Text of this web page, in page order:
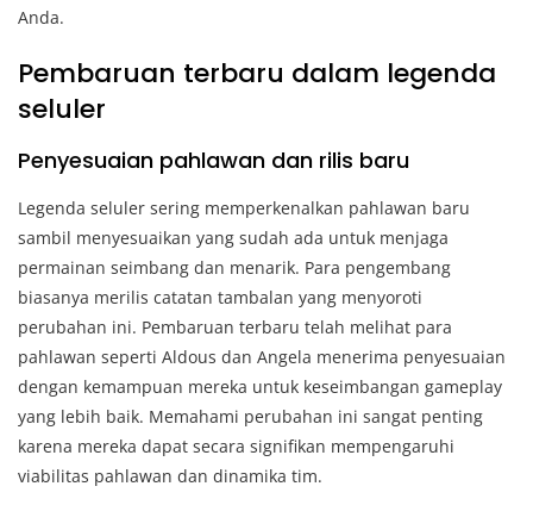
Anda.
Pembaruan terbaru dalam legenda
seluler
Penyesuaian pahlawan dan rilis baru
Legenda seluler sering memperkenalkan pahlawan baru
sambil menyesuaikan yang sudah ada untuk menjaga
permainan seimbang dan menarik. Para pengembang
biasanya merilis catatan tambalan yang menyoroti
perubahan ini. Pembaruan terbaru telah melihat para
pahlawan seperti Aldous dan Angela menerima penyesuaian
dengan kemampuan mereka untuk keseimbangan gameplay
yang lebih baik. Memahami perubahan ini sangat penting
karena mereka dapat secara signifikan mempengaruhi
viabilitas pahlawan dan dinamika tim.